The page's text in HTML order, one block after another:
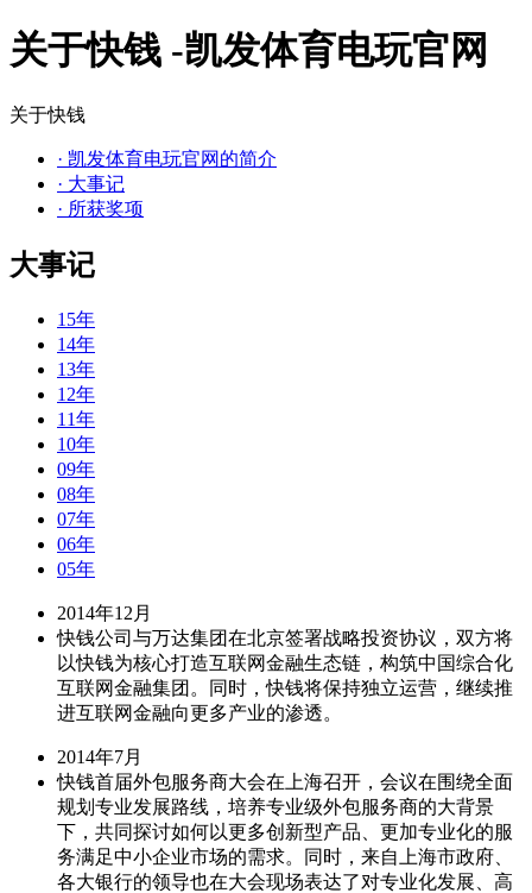
关于快钱 -凯发体育电玩官网
关于快钱
· 凯发体育电玩官网的简介
· 大事记
· 所获奖项
大事记
15年
14年
13年
12年
11年
10年
09年
08年
07年
06年
05年
2014年12月
快钱公司与万达集团在北京签署战略投资协议，双方将
以快钱为核心打造互联网金融生态链，构筑中国综合化
互联网金融集团。同时，快钱将保持独立运营，继续推
进互联网金融向更多产业的渗透。
2014年7月
快钱首届外包服务商大会在上海召开，会议在围绕全面
规划专业发展路线，培养专业级外包服务商的大背景
下，共同探讨如何以更多创新型产品、更加专业化的服
务满足中小企业市场的需求。同时，来自上海市政府、
各大银行的领导也在大会现场表达了对专业化发展、高